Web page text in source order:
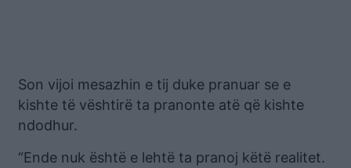
Son vijoi mesazhin e tij duke pranuar se e
kishte të vështirë ta pranonte atë që kishte
ndodhur.
“Ende nuk është e lehtë ta pranoj këtë realitet.